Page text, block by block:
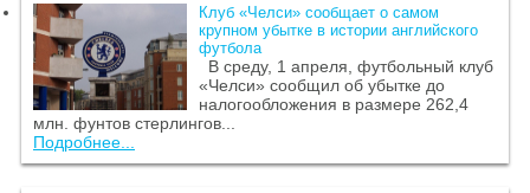
Клуб «Челси» сообщает о самом
крупном убытке в истории английского
футбола
В среду, 1 апреля, футбольный клуб
«Челси» сообщил об убытке до
налогообложения в размере 262,4
млн. фунтов стерлингов...
Подробнее...